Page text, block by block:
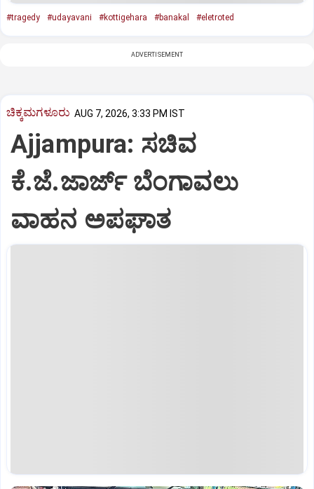
#tragedy #udayavani #kottigehara #banakal #eletroted
ADVERTISEMENT
ಚಿಕ್ಕಮಗಳೂರು AUG 7, 2026, 3:33 PM IST
Ajjampura: ಸಚಿವ
ಕೆ.ಜೆ.ಜಾರ್ಜ್ ಬೆಂಗಾವಲು
ವಾಹನ ಅಪಘಾತ